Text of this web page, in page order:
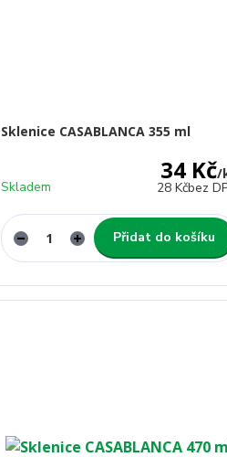
Sklenice CASABLANCA 355 ml
34 Kč/
28 Kčbez
Skladem
Přidat do košíku